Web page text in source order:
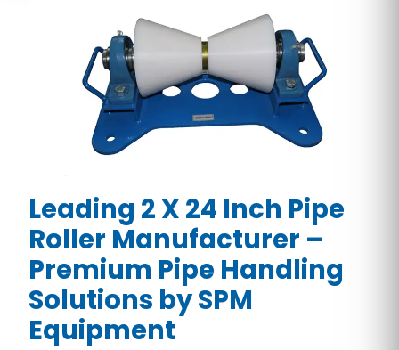
Leading 2 X 24 Inch Pipe
Roller Manufacturer –
Premium Pipe Handling
Solutions by SPM
Equipment